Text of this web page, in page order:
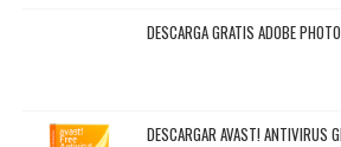
DESCARGA GRATIS ADOBE
DESCARGAR AVAST! ANTIVIRUS